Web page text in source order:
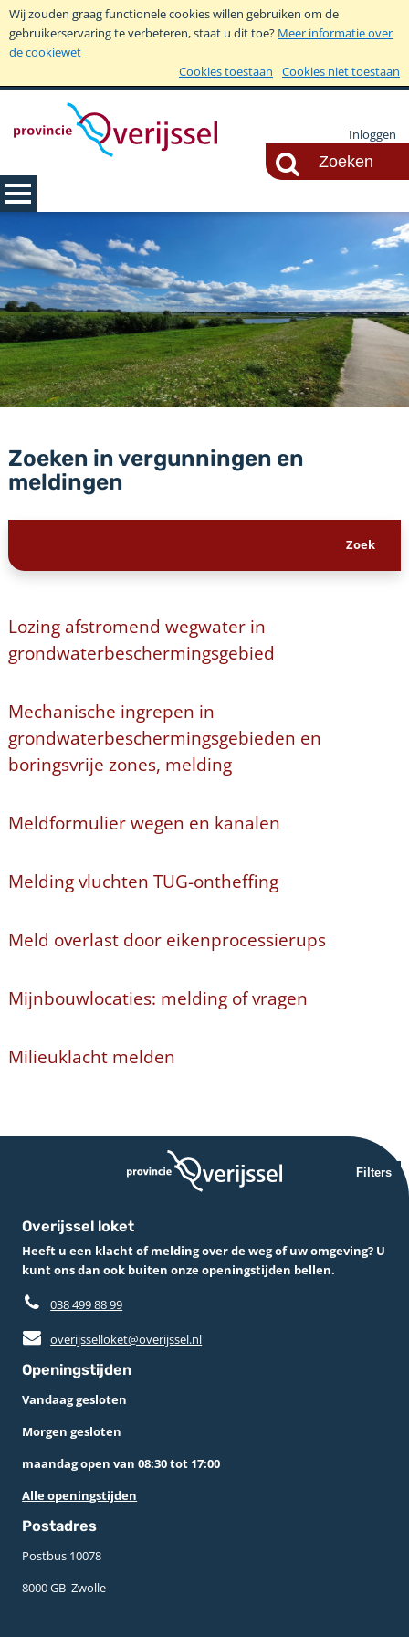
Wij zouden graag functionele cookies willen gebruiken om de
gebruikerservaring te verbeteren, staat u dit toe? Meer informatie over
de cookiewet
Cookies toestaan
Cookies niet toestaan
Inloggen
Zoeken in vergunningen en
meldingen
Lozing afstromend wegwater in
grondwaterbeschermingsgebied
Mechanische ingrepen in
grondwaterbeschermingsgebieden en
boringsvrije zones, melding
Meldformulier wegen en kanalen
Melding vluchten TUG-ontheffing
Meld overlast door eikenprocessierups
Mijnbouwlocaties: melding of vragen
Milieuklacht melden
Filters
Overijssel loket
Heeft u een klacht of melding over de weg of uw omgeving? U
kunt ons dan ook buiten onze openingstijden bellen.
038 499 88 99
overijsselloket@overijssel.nl
Openingstijden
Vandaag gesloten
Morgen gesloten
maandag open van 08:30 tot 17:00
Alle openingstijden
Postadres
Postbus 10078 ­
8000 GB ­ Zwolle